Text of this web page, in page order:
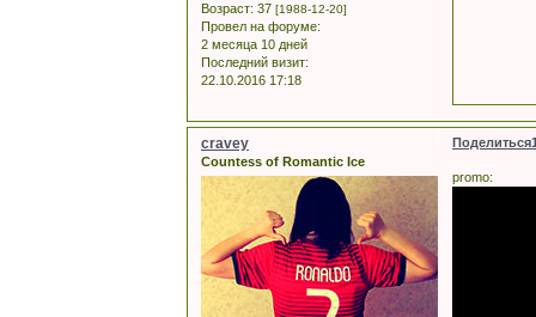
Возраст: 37 [1988-12-20]
Провел на форуме:
2 месяца 10 дней
Последний визит:
22.10.2016 17:18
Поделиться
cravey
Countess of Romantic Ice
promo: